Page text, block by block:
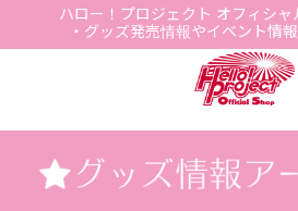
ハロー！プロジェクト オフィシ
・グッズ発売情報やイベント情